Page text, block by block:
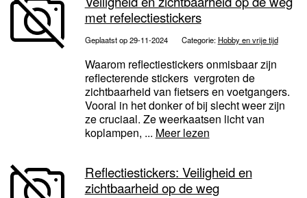
met refelectiestickers
Geplaatst op 29-11-2024 Categorie: Hobby en vrije tijd
Waarom reflectiestickers onmisbaar zijn
reflecterende stickers vergroten de
zichtbaarheid van fietsers en voetgangers.
Vooral in het donker of bij slecht weer zijn
ze cruciaal. Ze weerkaatsen licht van
koplampen, ... Meer lezen
Reflectiestickers: Veiligheid en
zichtbaarheid op de weg